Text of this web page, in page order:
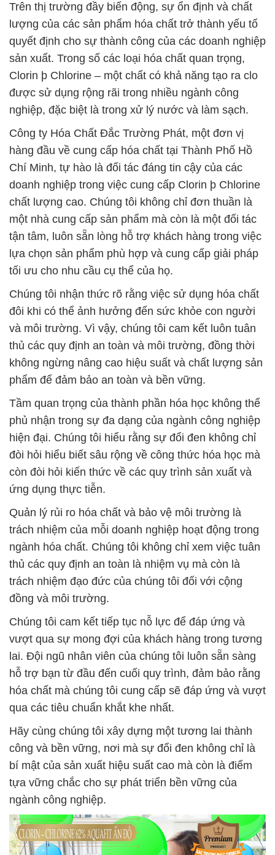
Trên thị trường đầy biến động, sự ổn định và chất
lượng của các sản phẩm hóa chất trở thành yếu tố
quyết định cho sự thành công của các doanh nghiệp
sản xuất. Trong số các loại hóa chất quan trọng,
Clorin þ Chlorine – một chất có khả năng tạo ra clo
được sử dụng rộng rãi trong nhiều ngành công
nghiệp, đặc biệt là trong xử lý nước và làm sạch.
Công ty Hóa Chất Đắc Trường Phát, một đơn vị
hàng đầu về cung cấp hóa chất tại Thành Phố Hồ
Chí Minh, tự hào là đối tác đáng tin cậy của các
doanh nghiệp trong việc cung cấp Clorin þ Chlorine
chất lượng cao. Chúng tôi không chỉ đơn thuần là
một nhà cung cấp sản phẩm mà còn là một đối tác
tận tâm, luôn sẵn lòng hỗ trợ khách hàng trong việc
lựa chọn sản phẩm phù hợp và cung cấp giải pháp
tối ưu cho nhu cầu cụ thể của họ.
Chúng tôi nhận thức rõ rằng việc sử dụng hóa chất
đôi khi có thể ảnh hưởng đến sức khỏe con người
và môi trường. Vì vậy, chúng tôi cam kết luôn tuân
thủ các quy định an toàn và môi trường, đồng thời
không ngừng nâng cao hiệu suất và chất lượng sản
phẩm để đảm bảo an toàn và bền vững.
Tầm quan trọng của thành phần hóa học không thể
phủ nhận trong sự đa dạng của ngành công nghiệp
hiện đại. Chúng tôi hiểu rằng sự đổi đen không chỉ
đòi hỏi hiểu biết sâu rộng về công thức hóa học mà
còn đòi hỏi kiến thức về các quy trình sản xuất và
ứng dụng thực tiễn.
Quản lý rủi ro hóa chất và bảo vệ môi trường là
trách nhiệm của mỗi doanh nghiệp hoạt động trong
ngành hóa chất. Chúng tôi không chỉ xem việc tuân
thủ các quy định an toàn là nhiệm vụ mà còn là
trách nhiệm đạo đức của chúng tôi đối với cộng
đồng và môi trường.
Chúng tôi cam kết tiếp tục nỗ lực để đáp ứng và
vượt qua sự mong đợi của khách hàng trong tương
lai. Đội ngũ nhân viên của chúng tôi luôn sẵn sàng
hỗ trợ bạn từ đầu đến cuối quy trình, đảm bảo rằng
hóa chất mà chúng tôi cung cấp sẽ đáp ứng và vượt
qua các tiêu chuẩn khắt khe nhất.
Hãy cùng chúng tôi xây dựng một tương lai thành
công và bền vững, nơi mà sự đổi đen không chỉ là
bí mật của sản xuất hiệu suất cao mà còn là điểm
tựa vững chắc cho sự phát triển bền vững của
ngành công nghiệp.